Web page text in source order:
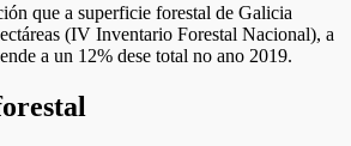
que a superficie forestal de Galicia
(IV Inventario Forestal Nacional), a
a un 12% dese total no ano 2019.